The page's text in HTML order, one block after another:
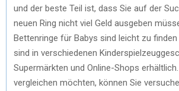
und der beste Teil ist, dass Sie auf der
neuen Ring nicht viel Geld ausgeben
Bettenringe für Babys sind leicht zu
sind in verschiedenen
Supermärkten und Online-Shops
vergleichen möchten, können Sie